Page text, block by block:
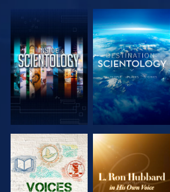
DÉCOUVRIR
LES SÉRIES
DÉCOUVRIR
LES SÉRIES